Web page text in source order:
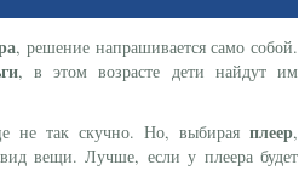
, решение напрашивается само собой.
, в этом возрасте дети найдут им
не так скучно. Но, выбирая плеер,
вещи. Лучше, если у плеера будет